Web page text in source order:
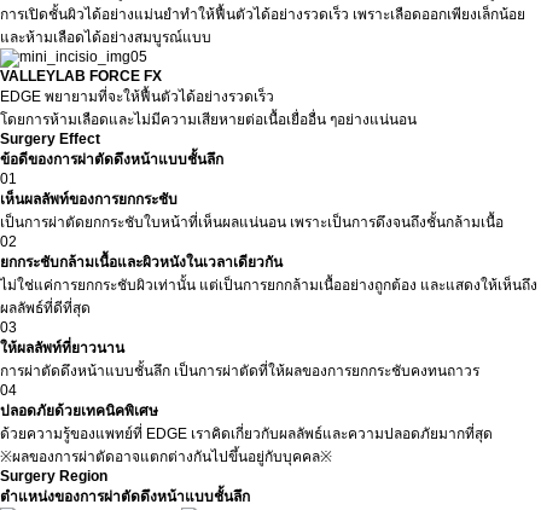
การเปิดชั้นผิวได้อย่างแม่นยำทำให้ฟื้นตัวได้อย่างรวดเร็ว เพราะเลือดออกเพียงเล็กน้อย
และห้ามเลือดได้อย่างสมบูรณ์แบบ
VALLEYLAB FORCE FX
EDGE พยายามที่จะให้ฟื้นตัวได้อย่างรวดเร็ว
โดยการห้ามเลือดและไม่มีความเสียหายต่อเนื้อเยื่ออื่น ๆอย่างแน่นอน
Surgery Effect
ข้อดีของการผ่าตัดดึงหน้าแบบชั้นลึก
01
เห็นผลลัพท์ของการยกกระชับ
เป็นการผ่าตัดยกกระชับใบหน้าที่เห็นผลแน่นอน เพราะเป็นการดึงจนถึงชั้นกล้ามเนื้อ
02
ยกกระชับกล้ามเนื้อและผิวหนังในเวลาเดียวกัน
ไม่ใช่แค่การยกกระชับผิวเท่านั้น แต่เป็นการยกกล้ามเนื้ออย่างถูกต้อง และแสดงให้เห็นถึง
ผลลัพธ์ที่ดีที่สุด
03
ให้ผลลัพท์ที่ยาวนาน
การผ่าตัดดึงหน้าแบบชั้นลึก เป็นการผ่าตัดที่ให้ผลของการยกกระชับคงทนถาวร
04
ปลอดภัยด้วยเทคนิคพิเศษ
ด้วยความรู้ของแพทย์ที่ EDGE เราคิดเกี่ยวกับผลลัพธ์และความปลอดภัยมากที่สุด
※ผลของการผ่าตัดอาจแตกต่างกันไปขึ้นอยู่กับบุคคล※
Surgery Region
ตำแหน่งของการผ่าตัดดึงหน้าแบบชั้นลึก